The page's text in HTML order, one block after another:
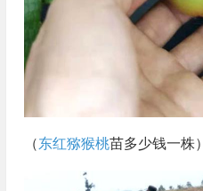
（东红猕猴桃苗多少钱一株）